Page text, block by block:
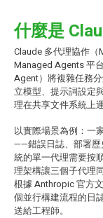
什麼是
Claude 多代理協作
Managed Agents 平
Agent）將複雜任務
立模型、提示詞設定
理在共享文件系統上
以實際場景為例：一
——錯誤日誌、部署
統的單一代理需要按
理架構讓三個子代理
根據 Anthropic 官方
個並行構建流程的日
送給工程師。